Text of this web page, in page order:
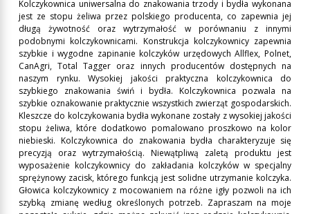
Kolczykownica uniwersalna do znakowania trzody i bydła wykonana
jest ze stopu żeliwa przez polskiego producenta, co zapewnia jej
długą żywotność oraz wytrzymałość w porównaniu z innymi
podobnymi kolczykownicami. Konstrukcja kolczykownicy zapewnia
szybkie i wygodne zapinanie kolczyków urzędowych Allflex, Polnet,
CanAgri, Total Tagger oraz innych producentów dostępnych na
naszym rynku. Wysokiej jakości praktyczna kolczykownica do
szybkiego znakowania świń i bydła. Kolczykownica pozwala na
szybkie oznakowanie praktycznie wszystkich zwierząt gospodarskich.
Kleszcze do kolczykowania bydła wykonane zostały z wysokiej jakości
stopu żeliwa, które dodatkowo pomalowano proszkowo na kolor
niebieski. Kolczykownica do znakowania bydła charakteryzuje się
precyzją oraz wytrzymałością. Niewątpliwą zaletą produktu jest
wyposażenie kolczykownicy do zakładania kolczyków w specjalny
sprężynowy zacisk, którego funkcją jest solidne utrzymanie kolczyka.
Głowica kolczykownicy z mocowaniem na różne igły pozwoli na ich
szybką zmianę według określonych potrzeb. Zapraszam na moje